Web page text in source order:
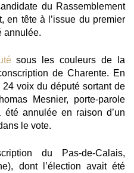
du Rassemblement
en tête à l’issue du premier
annulée.
sous les couleurs de la
de Charente. En
voix du député sortant de
Mesnier, porte-parole
été annulée en raison d’un
le vote.
du Pas-de-Calais,
dont l’élection avait été